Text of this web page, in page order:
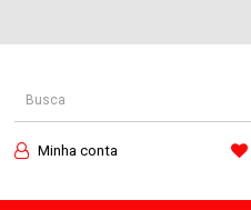
Minha conta